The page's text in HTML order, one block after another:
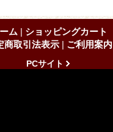
ム | ショッピングカート
商取引法表示 | ご利用案内
PCサイト